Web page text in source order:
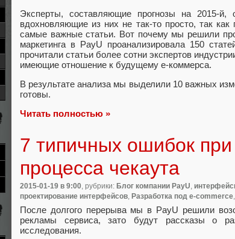
Эксперты, составляющие прогнозы на 2015-
вдохновляющие из них не так-то просто, так
самые важные статьи. Вот почему мы решили
маркетинга в PayU проанализировала 150
прочитали статьи более сотни экспертов
имеющие отношение к будущему е-коммерса.
В результате анализа мы выделили 10 важных
готовы.
Читать полностью »
7 типичных ошибок
процесса чекаута
2015-01-19 в 9:00, рубрики: Блог компании PayU,
проектирование интерфейсов, Разработка под e-commerce,
После долгого перерыва мы в PayU решили
рекламы сервиса, зато будут рассказы о
исследования.